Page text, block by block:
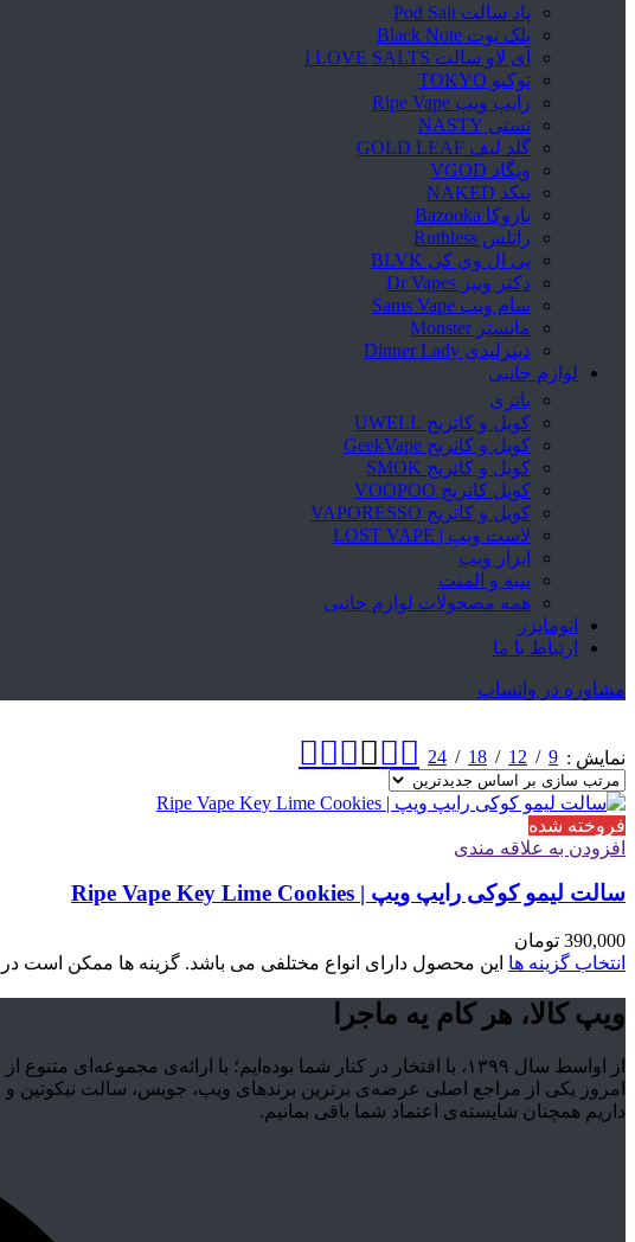
پاد سالت Pod Salt
بلک نوت Black Note
آی لاو سالت I LOVE SALTS
توکیو TOKYO
رایپ ویپ Ripe Vape
نستی NASTY
گلد لیف GOLD LEAF
ویگاد VGOD
نیکد NAKED
بازوکا Bazooka
راتلس Ruthless
بی ال وی کی BLVK
دکتر ویپز Dr Vapes
سام ویپ Sams Vape
مانستر Monster
دینرلیدی Dinner Lady
لوازم جانبی
باتری
کویل و کاتریج UWELL
کویل و کاتریج GeekVape
کویل و کاتریج SMOK
کویل کاتریج VOOPOO
کویل و کاتریج VAPORESSO
لاست ویپ | LOST VAPE
ابزار ویپ
پنبه و المنت
همه مصحولات لوازم جانبی
اتومایزر
ارتباط با ما
مشاوره در واتساپ
نمایش 9
12
18
24
فروخته شده
افزودن به علاقه مندی
سالت لیمو کوکی رایپ ویپ | Ripe Vape Key Lime Cookies
390,000 تومان
انتخاب گزینه ها این محصول دارای انواع مختلفی می باشد. گزینه ها ممکن است
ویپ کالا، هر کام یه ماجرا
از اواسط سال ۱۳۹۹، با افتخار در کنار شما بوده‌ایم؛ با ارائه‌ی
امروز یکی از مراجع اصلی عرضه‌ی برترین برندهای ویپ، جویس، سالت نیکوتین
داریم همچنان شایسته‌ی اعتماد شما باقی بمانیم.